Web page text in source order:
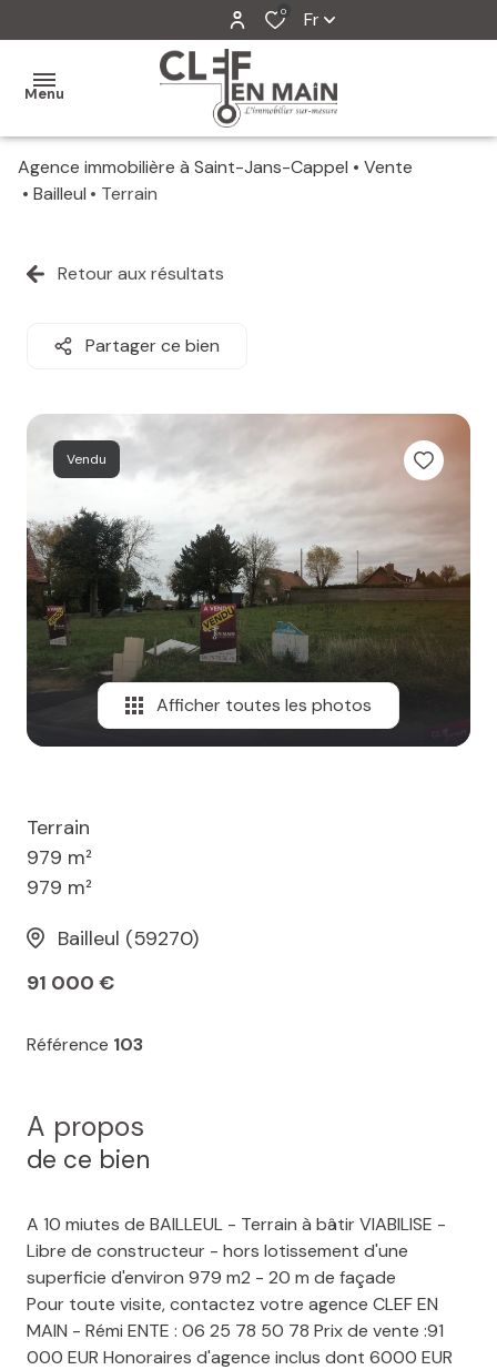
0 Fr
Menu
MON
MES
MES
ESTIMATION
ALERTE
MAIL
Agence immobilière à Saint-Jans-Cappel
Vente
Bailleul
Terrain
Retour aux résultats
Partager ce bien
Vendu
Afficher toutes les photos
Terrain
979 m²
979 m²
Bailleul (59270)
91 000 €
Référence 103
A propos
de ce bien
A 10 miutes de BAILLEUL - Terrain à bâtir VIABILISE -
Libre de constructeur - hors lotissement d'une
superficie d'environ 979 m2 - 20 m de façade
Pour toute visite, contactez votre agence CLEF EN
MAIN - Rémi ENTE : 06 25 78 50 78 Prix de vente :91
000 EUR Honoraires d'agence inclus dont 6000 EUR